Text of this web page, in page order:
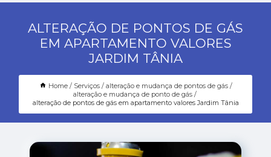
ALTERAÇÃO DE PONTOS DE GÁS
EM APARTAMENTO VALORES
JARDIM TÂNIA
Home Serviços
alteração e mudança de pontos de gás
alteração e mudança de ponto de gás
alteração de pontos de gás em apartamento valores Jardim Tânia